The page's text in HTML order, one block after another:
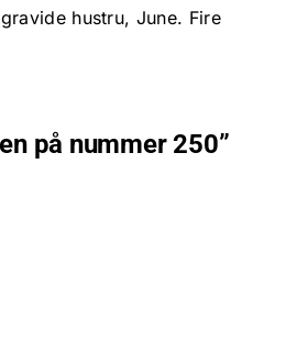
hustru, June. Fire
på nummer 250”